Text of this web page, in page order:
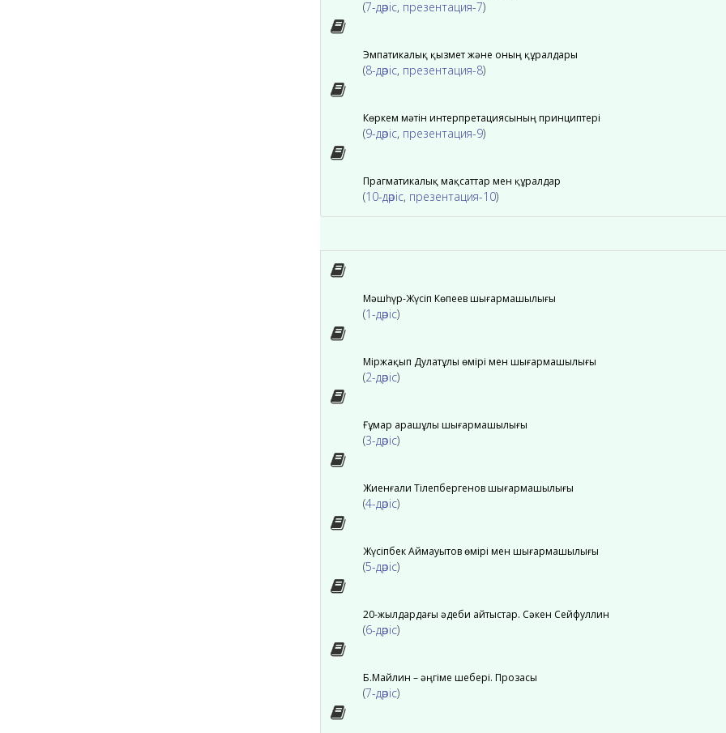
(7-дәріс, презентация-7)
Эмпатикалық қызмет және оның құралдары
(8-дәріс, презентация-8)
Көркем мәтін интерпретациясының принциптері
(9-дәріс, презентация-9)
Прагматикалық мақсаттар мен құралдар
(10-дәріс, презентация-10)
Мәшһүр-Жүсіп Көпеев шығармашылығы
(1-дәріс)
Міржақып Дулатұлы өмірі мен шығармашылығы
(2-дәріс)
Ғұмар Қарашұлы шығармашылығы
(3-дәріс)
Жиенғали Тілепбергенов шығармашылығы
(4-дәріс)
Жүсіпбек Аймауытов өмірі мен шығармашылығы
(5-дәріс)
20-жылдардағы әдеби айтыстар. Сәкен Сейфуллин
(6-дәріс)
Б.Майлин – әңгіме шебері. Прозасы
(7-дәріс)